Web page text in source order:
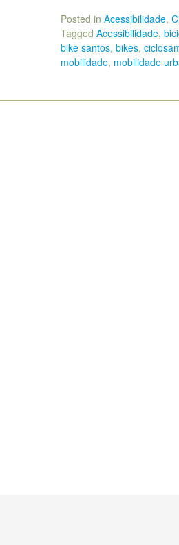
Posted in Acessibilidade,
Tagged Acessibilidade,
bike santos, bikes,
mobilidade, mobilidade